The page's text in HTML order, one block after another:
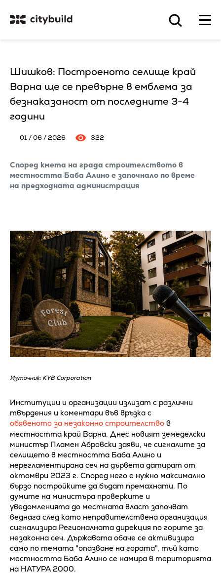
Шишков: Построеното селище край
Варна ще се превърне в емблема за
безнаказаност от последните 3-4
години
01 / 06 / 2026 322
Според кмета на града строителството в
местността Баба Алино е започнало по време
на предходната администрация
Източник: KYB Corporation
Институции и организации излизат с различни
твърдения и коментари във връзка с
обявеното за незаконно строителство в
местността край Варна. Днес новият земеделски
министър Пламен Абровски заяви, че сигналите за
селището в местността Баба Алино и
нерегламентирана сеч на дървета датират от
октомври 2023 г. Според него е нужно максимално
бързо постройките да бъдат премахнати. По
думите на министъра проверките и
уведомленията до местната власт започват
веднага след като неправителствена организация
сигнализира Регионалната дирекция по горите за
незаконна сеч. Държавата обаче се активизира
само по темата "опазване на гората", тъй като
местността Баба Алино се намира в територията
на НАТУРА 2000.